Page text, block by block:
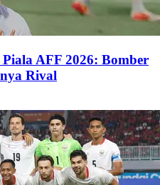
AFF 2026: Bomber
Rival